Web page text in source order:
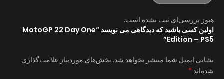
هنوز بررسی‌ای ثبت نشده است.
اولین کسی باشید که دیدگاهی می نویسد “MotoGP 22 Day One
Edition – PS5”
نشانی ایمیل شما منتشر نخواهد شد. بخش‌های موردنیاز علامت‌گذاری
شده‌اند *